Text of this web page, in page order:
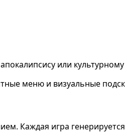
или культурному
меню и визуальные
Каждая игра